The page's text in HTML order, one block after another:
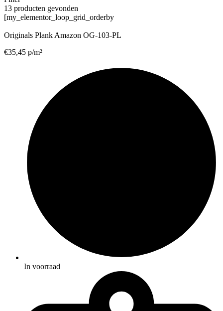
13 producten gevonden
[my_elementor_loop_grid_orderby
Originals Plank Amazon OG-103-PL
€35,45 p/m²
In voorraad